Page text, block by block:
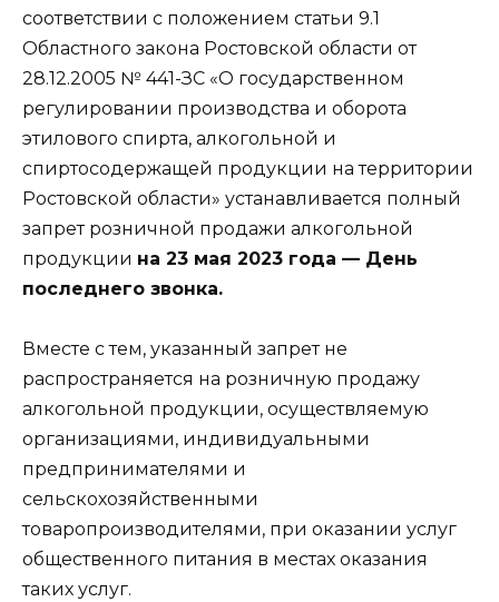
соответствии с положением статьи 9.1
Областного закона Ростовской области от
28.12.2005 № 441-ЗС «О государственном
регулировании производства и оборота
этилового спирта, алкогольной и
спиртосодержащей продукции на территории
Ростовской области» устанавливается полный
запрет розничной продажи алкогольной
продукции на 23 мая 2023 года — День
последнего звонка.
Вместе с тем, указанный запрет не
распространяется на розничную продажу
алкогольной продукции, осуществляемую
организациями, индивидуальными
предпринимателями и
сельскохозяйственными
товаропроизводителями, при оказании услуг
общественного питания в местах оказания
таких услуг.